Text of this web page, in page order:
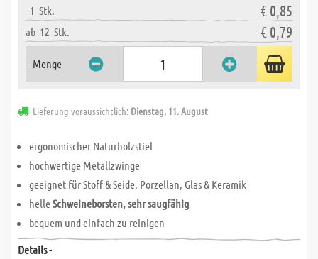
1 Stk. € 0,85
ab 12 Stk. € 0,79
Menge
Lieferung voraussichtlich: Dienstag, 11. August
ergonomischer Naturholzstiel
hochwertige Metallzwinge
geeignet für Stoff & Seide, Porzellan, Glas & Keramik
helleSchweineborsten, sehr saugfähig
bequem und einfach zu reinigen
Details -